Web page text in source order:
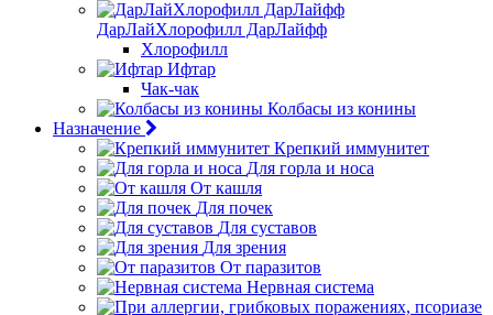
ДарЛайХлорофилл ДарЛайфф
Хлорофилл
Ифтар
Чак-чак
Колбасы из конины
Назначение
Крепкий иммунитет
Для горла и носа
От кашля
Для почек
Для суставов
Для зрения
От паразитов
Нервная система